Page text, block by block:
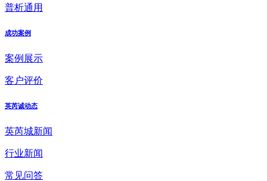
普析通用
成功案例
案例展示
客户评价
英芮诚动态
英芮城新闻
行业新闻
常见问答